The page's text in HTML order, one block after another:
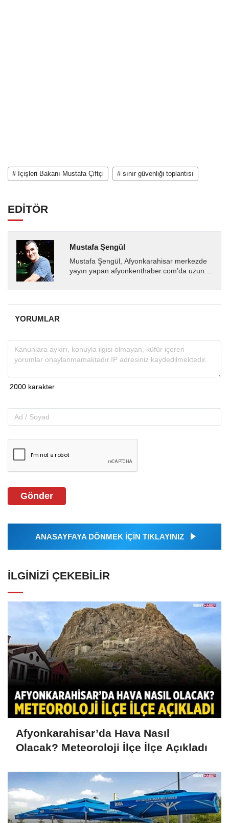
# İçişleri Bakanı Mustafa Çiftçi # sınır güvenliği toplantısı
EDİTÖR
Mustafa Şengül
Mustafa Şengül, Afyonkarahisar merkezde
yayın yapan afyonkenthaber.com’da uzun
almakta, haber akışı...
YORUMLAR
Gönder
ANASAYFAYA DÖNMEK İÇİN TIKLAYINIZ
İLGINIZI ÇEKEBILIR
Afyonkarahisar’da Hava Nasıl
Olacak? Meteoroloji İlçe İlçe Açıkladı